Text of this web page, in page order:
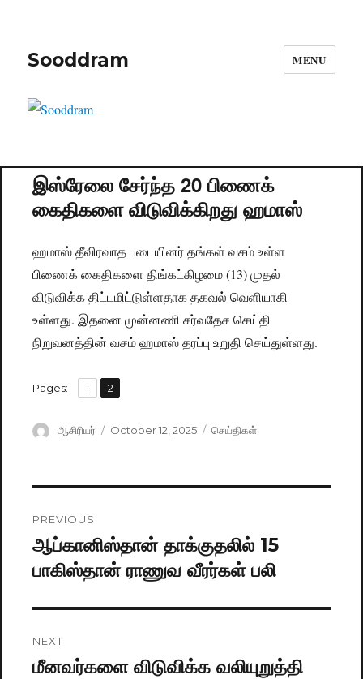
Sooddram MENU
இஸ்ரேலை சேர்ந்த 20 பிணைக்
கைதிகளை விடுவிக்கிறது ஹமாஸ்
ஹமாஸ் தீவிரவாத படையினர் தங்கள் வசம் உள்ள
பிணைக் கைதிகளை திங்கட்கிழமை (13) முதல்
விடுவிக்க திட்டமிட்டுள்ளதாக தகவல் வெளியாகி
உள்ளது. இதனை முன்னணி சர்வதேச செய்தி
நிறுவனத்தின் வசம் ஹமாஸ் தரப்பு உறுதி செய்துள்ளது.
Pages: Page
1 ,
Page
2
Author
ஆசிரியர்
Posted
October 12, 2025 Categories
செய்திகள்
navigation
PREVIOUS
Previous
post:
ஆப்கானிஸ்தான் தாக்குதலில் 15
பாகிஸ்தான் ராணுவ வீரர்கள் பலி
NEXT
Next
மீனவர்களை விடுவிக்க வலியுறுத்தி